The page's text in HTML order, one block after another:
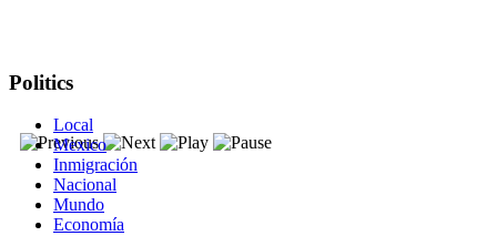
Politics
Local
Mexico
Inmigración
Nacional
Mundo
Economía